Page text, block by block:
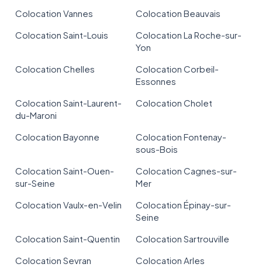
Colocation Vannes
Colocation Beauvais
Colocation Saint-Louis
Colocation La Roche-sur-
Yon
Colocation Chelles
Colocation Corbeil-
Essonnes
Colocation Saint-Laurent-
du-Maroni
Colocation Cholet
Colocation Bayonne
Colocation Fontenay-
sous-Bois
Colocation Saint-Ouen-
sur-Seine
Colocation Cagnes-sur-
Mer
Colocation Vaulx-en-Velin
Colocation Épinay-sur-
Seine
Colocation Saint-Quentin
Colocation Sartrouville
Colocation Sevran
Colocation Arles